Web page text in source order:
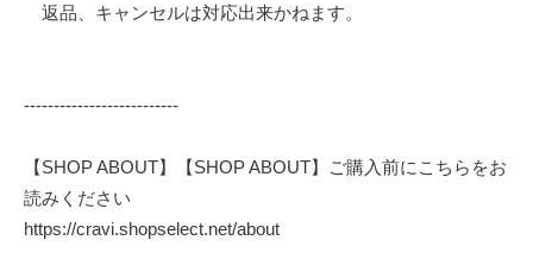
返品、キャンセルは対応出来かねます。
--------------------------
【SHOP ABOUT】【SHOP ABOUT】ご購入前にこちらをお
読みください
https://cravi.shopselect.net/about